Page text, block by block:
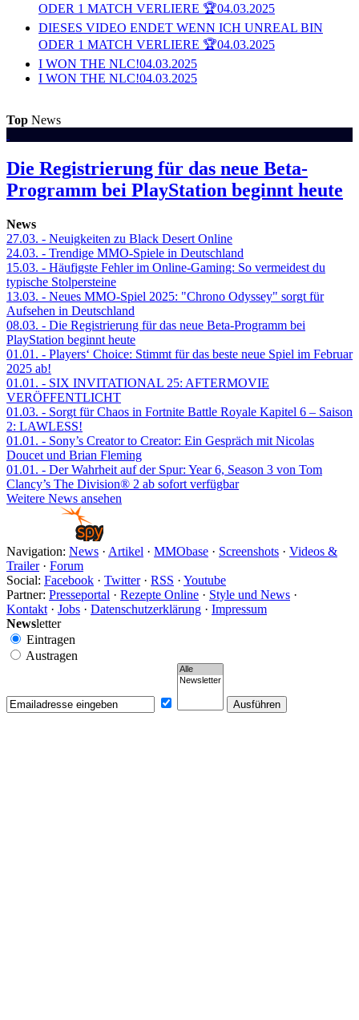
ODER 1 MATCH VERLIERE 🏆04.03.2025
DIESES VIDEO ENDET WENN ICH UNREAL BIN
ODER 1 MATCH VERLIERE 🏆04.03.2025
I WON THE NLC!04.03.2025
I WON THE NLC!04.03.2025
Top News
Die Registrierung für das neue Beta-
Programm bei PlayStation beginnt heute
News
27.03. - Neuigkeiten zu Black Desert Online
24.03. - Trendige MMO-Spiele in Deutschland
15.03. - Häufigste Fehler im Online-Gaming: So vermeidest du
typische Stolpersteine
13.03. - Neues MMO-Spiel 2025: "Chrono Odyssey" sorgt für
Aufsehen in Deutschland
08.03. - Die Registrierung für das neue Beta-Programm bei
PlayStation beginnt heute
01.01. - Players‘ Choice: Stimmt für das beste neue Spiel im Februar
2025 ab!
01.01. - SIX INVITATIONAL 25: AFTERMOVIE
VERÖFFENTLICHT
01.03. - Sorgt für Chaos in Fortnite Battle Royale Kapitel 6 – Saison
2: LAWLESS!
01.01. - Sony’s Creator to Creator: Ein Gespräch mit Nicolas
Doucet und Brian Fleming
01.01. - Der Wahrheit auf der Spur: Year 6, Season 3 von Tom
Clancy’s The Division® 2 ab sofort verfügbar
Weitere News ansehen
Navigation: News · Artikel · MMObase · Screenshots · Videos &
Trailer· Forum
Social: Facebook · Twitter· RSS · Youtube
Partner: Presseportal · Rezepte Online · Style und News ·
Kontakt · Jobs · Datenschutzerklärung · Impressum
Newsletter
Eintragen
Austragen